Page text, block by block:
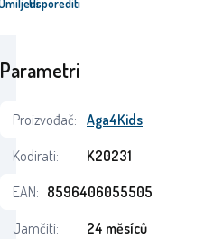
Usporediti
Parametri
Proizvođač: Aga4Kids
Kodirati:
K20231
EAN: 8596406055505
Jamčiti:
24 měsíců